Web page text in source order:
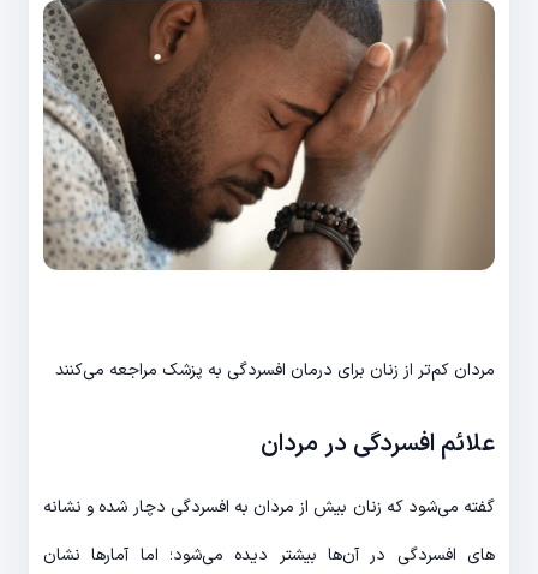
مردان کم‌تر از زنان برای درمان افسردگی به پزشک مراجعه می‌‎کنند
علائم افسردگی در مردان
گفته می‌‎شود که زنان بیش از مردان به افسردگی دچار شده و نشانه
های افسردگی در آن‌ها بیشتر دیده می‌شود؛ اما آمارها نشان